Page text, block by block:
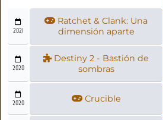
2021
Ratchet & Clank: Una
dimensión aparte
2020
Destiny 2 - Bastión de
sombras
2020 Crucible